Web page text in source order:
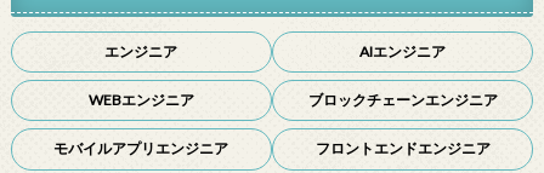
エンジニア AIエンジニア
WEBエンジニア ブロックチェーンエンジニア
モバイルアプリエンジニア フロントエンドエンジニア